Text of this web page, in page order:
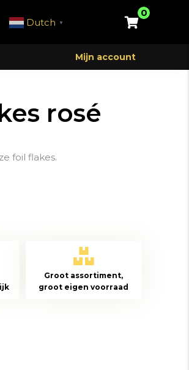
Dutch ▼
0
Mijn account
rosé
foil flakes.
Groot assortiment,
groot eigen voorraad